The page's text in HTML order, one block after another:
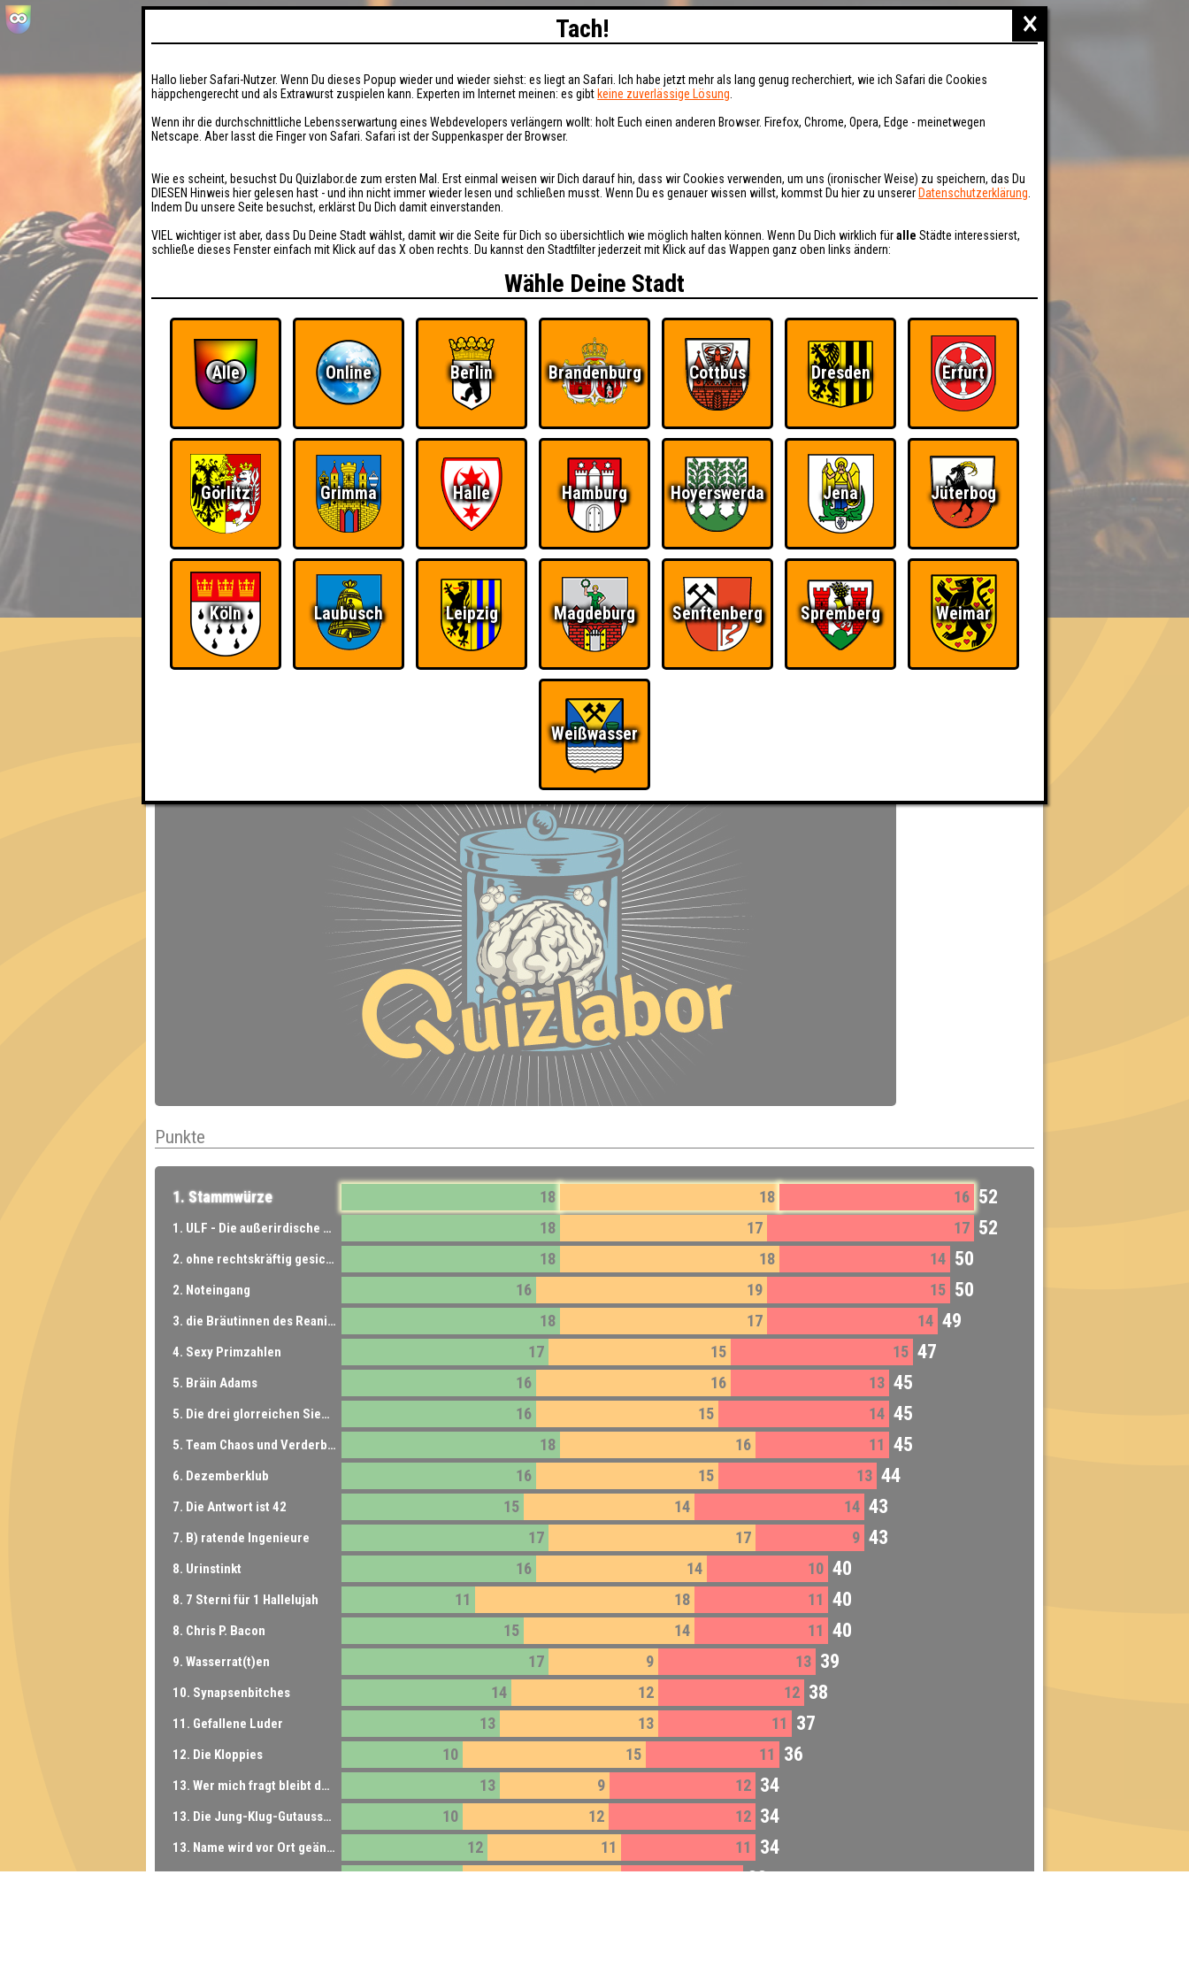
EVENTS HIGHSCORE RESERVIERUNG BUCHEN ÜBER UNS
QUIZLABOR Cottbus #98
Punkte
1. Stammwürze 18 18 16 52
1. ULF - Die außerirdische Trinkform 18 17 17 52
2. ohne rechtskräftig gesichertes kräftig rechtes Einstufungchen aufgeschmissen 18 18 14 50
2. Noteingang 16 19 15 50
3. die Bräutinnen des Reanimators 18 17 14 49
4. Sexy Primzahlen 17 15 15 47
5. Bräin Adams 16 16 13 45
5. Die drei glorreichen Sieben 16 15 14 45
5. Team Chaos und Verderben 18 16 11 45
6. Dezemberklub 16 15 13 44
7. Die Antwort ist 42 15 14 14 43
7. B) ratende Ingenieure 17 17 9 43
8. Urinstinkt 16 14 10 40
8. 7 Sterni für 1 Hallelujah 11 18 11 40
8. Chris P. Bacon 15 14 11 40
9. Wasserrat(t)en 17 9 13 39
10. Synapsenbitches 14 12 12 38
11. Gefallene Luder 13 13 11 37
12. Die Kloppies 10 15 11 36
13. Wer mich fragt bleibt dumm 13 9 12 34
13. Die Jung-Klug-Gutaussehend Formel 10 12 12 34
13. Name wird vor Ort geändert 12 11 11 34
33
×
Tach!
Hallo lieber Safari-Nutzer. Wenn Du dieses Popup wieder und wieder siehst: es liegt an Safari. Ich habe jetzt mehr als lang genug recherchiert, wie ich Safari die Cookies
häppchengerecht und als Extrawurst zuspielen kann. Experten im Internet meinen: es gibt keine zuverlässige Lösung
Wenn ihr die durchschnittliche Lebensserwartung eines Webdevelopers verlängern wollt: holt Euch einen anderen Browser. Firefox, Chrome, Opera, Edge - meinetwegen
Netscape. Aber lasst die Finger von Safari. Safari ist der Suppenkasper der Browser.
Wie es scheint, besuchst Du Quizlabor.de zum ersten Mal. Erst einmal weisen wir Dich darauf hin, dass wir Cookies verwenden, um uns (ironischer Weise) zu speichern, das Du
DIESEN Hinweis hier gelesen hast - und ihn nicht immer wieder lesen und schließen musst. Wenn Du es genauer wissen willst, kommst Du hier zu unserer Datenschutzerklärung
Indem Du unsere Seite besuchst, erklärst Du Dich damit einverstanden.
VIEL wichtiger ist aber, dass Du Deine Stadt wählst, damit wir die Seite für Dich so übersichtlich wie möglich halten können. Wenn Du Dich wirklich füralle Städte interessierst,
schließe dieses Fenster einfach mit Klick auf das X oben rechts. Du kannst den Stadtfilter jederzeit mit Klick auf das Wappen ganz oben links ändern:
Wähle Deine Stadt
Alle Online Berlin Brandenburg Cottbus Dresden Erfurt
Görlitz Grimma Halle Hamburg Hoyerswerda Jena Jüterbog
Köln Laubusch Leipzig Magdeburg Senftenberg Spremberg Weimar
Weißwasser